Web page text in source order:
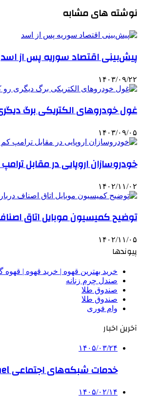
نوشته های مشابه
پیش‌بینی اقتصاد سوریه پس از اسد
۱۴۰۳/۰۹/۲۲
غول خودروهای الکتریکی برگ
۱۴۰۳/۰۹/۰۵
خودروسازان اروپایی در مقابل
۱۴۰۲/۱۱/۰۲
توضیح کمیسیون موبایل اتاق
۱۴۰۲/۱۱/۰۵
پیوندها
خرید بهترین قهوه | خرید قهوه | قهوه
صندل چرم زنانه
صندوق طلا
صندوق طلا
وام فوری
آخرین اخبار
۱۴۰۵/۰۳/۲۴
خدمات شبکه‌های اجتماعی 7Panel؛ از جذب مخاطب تا افزایش درآمد
۱۴۰۵/۰۲/۱۴